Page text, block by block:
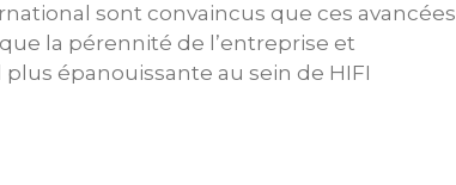
sont convaincus que ces avancées
la pérennité de l’entreprise et
épanouissante au sein de HIFI